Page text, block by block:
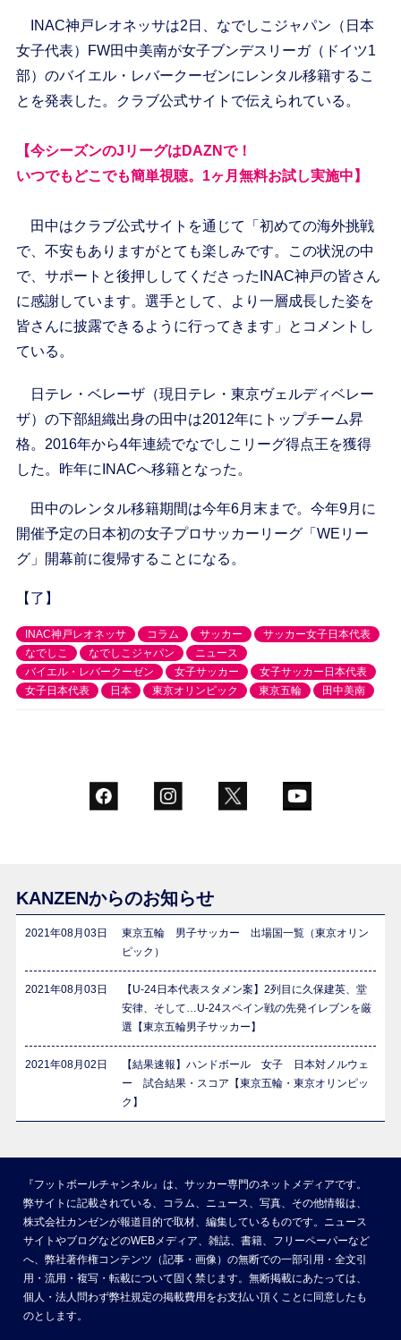
INAC神戸レオネッサは2日、なでしこジャパン（日本
女子代表）FW田中美南が女子ブンデスリーガ（ドイツ1
部）のバイエル・レバークーゼンにレンタル移籍するこ
とを発表した。クラブ公式サイトで伝えられている。
【今シーズンのJリーグはDAZNで！
いつでもどこでも簡単視聴。1ヶ月無料お試し実施中】
田中はクラブ公式サイトを通じて「初めての海外挑戦
で、不安もありますがとても楽しみです。この状況の中
で、サポートと後押ししてくださったINAC神戸の皆さん
に感謝しています。選手として、より一層成長した姿を
皆さんに披露できるように行ってきます」とコメントし
ている。
日テレ・ベレーザ（現日テレ・東京ヴェルディベレー
ザ）の下部組織出身の田中は2012年にトップチーム昇
格。2016年から4年連続でなでしこリーグ得点王を獲得
した。昨年にINACへ移籍となった。
田中のレンタル移籍期間は今年6月末まで。今年9月に
開催予定の日本初の女子プロサッカーリーグ「WEリー
グ」開幕前に復帰することになる。
【了】
INAC神戸レオネッサ コラム サッカー
サッカー女子日本代表
なでしこ
なでしこジャパン
ニュース
バイエル・レバークーゼン
女子サッカー
女子サッカー日本代表
女子日本代表
日本 東京オリンピック 東京五輪 田中美南
KANZENからのお知らせ
2021年08月03日
東京五輪 男子サッカー 出場国一覧（東京オリン
ピック）
2021年08月03日
【U-24日本代表スタメン案】2列目に久保建英、堂
安律、そして…U-24スペイン戦の先発イレブンを厳
選【東京五輪男子サッカー】
2021年08月02日
【結果速報】ハンドボール 女子 日本対ノルウェ
ー 試合結果・スコア【東京五輪・東京オリンピッ
ク】
『フットボールチャンネル』は、サッカー専門のネットメディアです。
弊サイトに記載されている、コラム、ニュース、写真、その他情報は、
株式会社カンゼンが報道目的で取材、編集しているものです。ニュース
サイトやブログなどのWEBメディア、雑誌、書籍、フリーペーパーなど
へ、弊社著作権コンテンツ（記事・画像）の無断での一部引用・全文引
用・流用・複写・転載について固く禁じます。無断掲載にあたっては、
個人・法人問わず弊社規定の掲載費用をお支払い頂くことに同意したも
のとします。